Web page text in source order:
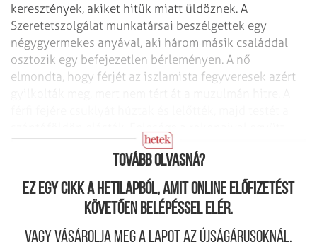
keresztények, akiket hitük miatt üldöznek. A
Szeretetszolgálat munkatársai beszélgettek egy
négygyermekes anyával, aki három másik családdal
osztozik egy befejezetlen bérleményen. A nő
elmondta, hogy férjét az iszlamista fegyveresek azért
megkereste, majd a testet kiásták és eltemették.
Tovább olvasná?
Ez egy cikk a hetilapból, amit online előfizetést
követően belépéssel elér.
Vagy vásárolja meg a lapot az újságárusoknál.